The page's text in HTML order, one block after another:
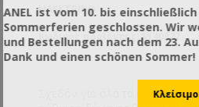
ΗΛΕΚΤΡΙΚΌ
Κωδικός προϊόντος: SY40322
Σχεδόν για όλα τα σχήματα
ANEL ist vom 10. bis
Sommerferien geschlossen. Wir
und Bestellungen nach dem 23.
Dank und einen schönen Sommer!